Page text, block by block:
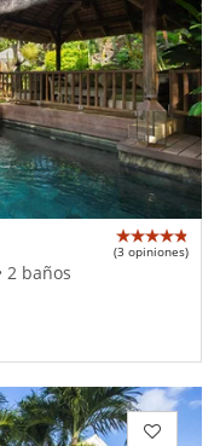
(3 opiniones)
2 baños